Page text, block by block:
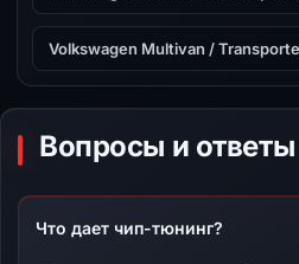
Volkswagen Multivan /
Вопросы и ответы
Что дает чип-тюнинг?